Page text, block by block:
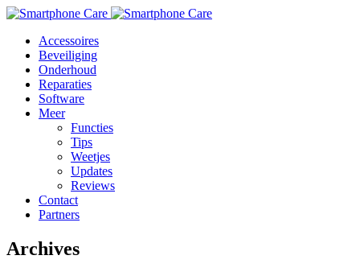
Accessoires
Beveiliging
Onderhoud
Reparaties
Software
Meer
Functies
Tips
Weetjes
Updates
Reviews
Contact
Partners
Archives